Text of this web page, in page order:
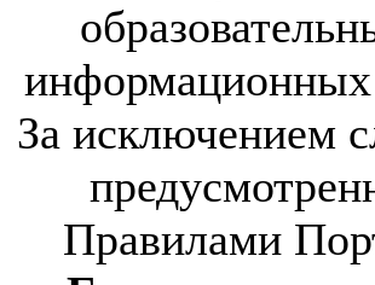
информационных
За исключением
Правилами